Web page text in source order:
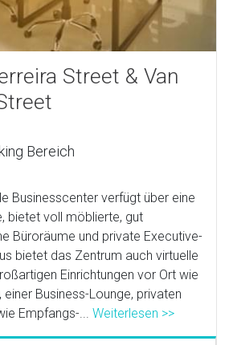
Street & Van
Bereich
Businesscenter verfügt über eine
bietet voll möblierte, gut
Büroräume und private Executive-
bietet das Zentrum auch virtuelle
Einrichtungen vor Ort wie
Business-Lounge, privaten
Empfangs-...Weiterlesen >>